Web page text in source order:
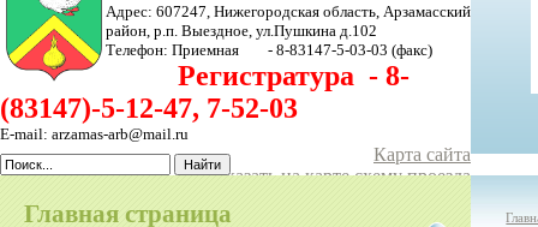
Адрес: 607247, Нижегородская область, Арзамасский
район, р.п. Выездное, ул.Пушкина д.102
Телефон: Приемная - 8-83147-5-03-03 (факс)
Регистратура - 8-
(83147)-5-12-47, 7-52-03
E-mail: arzamas-arb@mail.ru
Карта сайта
Показать на карте схему проезда
Главная страница